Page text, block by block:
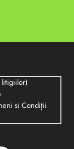
litigiilor)
si Condiții